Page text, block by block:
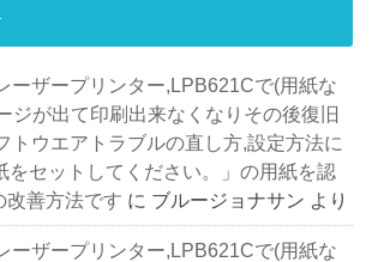
ーザープリンター,LPB621Cで(用紙な
ジが出て印刷出来なくなりその後復旧
トウエアトラブルの直し方,設定方法に
をセットしてください。」の用紙を認
改善方法です に ブルージョナサン より
ーザープリンター,LPB621Cで(用紙な